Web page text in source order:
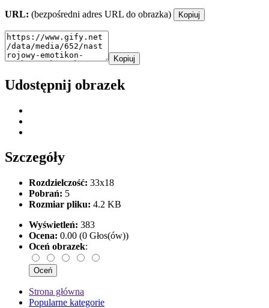
URL: (bezpośredni adres URL do obrazka) Kopiuj
Kopiuj
Udostępnij obrazek
Szczegóły
Rozdzielczość: 33x18
Pobrań: 5
Rozmiar pliku: 4.2 KB
Wyświetleń: 383
Ocena: 0.00 (0 Głos(ów))
Oceń obrazek:
Strona główna
Popularne kategorie